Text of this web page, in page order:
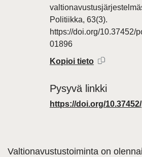
Politiikka, 63(3).
https://doi.org/10.37452/
01896
Kopioi tieto
Pysyvä linkki
https://doi.org/
Valtionavustustoiminta on